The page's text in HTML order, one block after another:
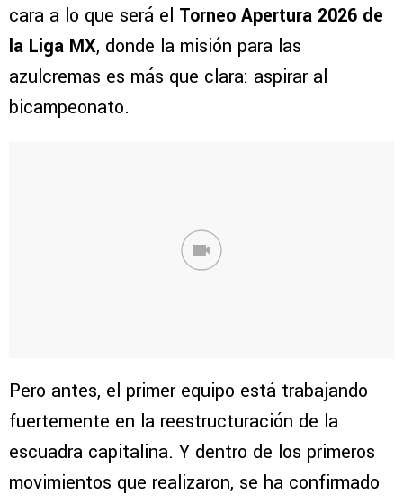
cara a lo que será el Torneo Apertura 2026 de
la Liga MX, donde la misión para las
azulcremas es más que clara: aspirar al
bicampeonato.
Pero antes, el primer equipo está trabajando
fuertemente en la reestructuración de la
escuadra capitalina. Y dentro de los primeros
movimientos que realizaron, se ha confirmado